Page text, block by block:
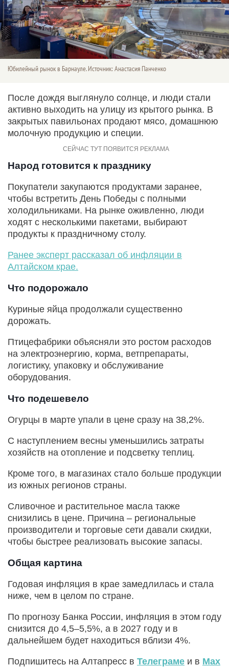
Юбилейный рынок в Барнауле. Источник: Анастасия Панченко
После дождя выглянуло солнце, и люди стали
активно выходить на улицу из крытого рынка. В
закрытых павильонах продают мясо, домашнюю
молочную продукцию и специи.
Народ готовится к празднику
Покупатели закупаются продуктами заранее,
чтобы встретить День Победы с полными
холодильниками. На рынке оживленно, люди
ходят с несколькими пакетами, выбирают
продукты к праздничному столу.
Ранее эксперт рассказал об инфляции в
Алтайском крае.
Что подорожало
Куриные яйца продолжали существенно
дорожать.
Птицефабрики объясняли это ростом расходов
на электроэнергию, корма, ветпрепараты,
логистику, упаковку и обслуживание
оборудования.
Что подешевело
Огурцы в марте упали в цене сразу на 38,2%.
С наступлением весны уменьшились затраты
хозяйств на отопление и подсветку теплиц.
Кроме того, в магазинах стало больше продукции
из южных регионов страны.
Сливочное и растительное масла также
снизились в цене. Причина – региональные
производители и торговые сети давали скидки,
чтобы быстрее реализовать высокие запасы.
Общая картина
Годовая инфляция в крае замедлилась и стала
ниже, чем в целом по стране.
По прогнозу Банка России, инфляция в этом году
снизится до 4,5–5,5%, а в 2027 году и в
дальнейшем будет находиться вблизи 4%.
Подпишитесь на Алтапресс в Телеграме и в Max